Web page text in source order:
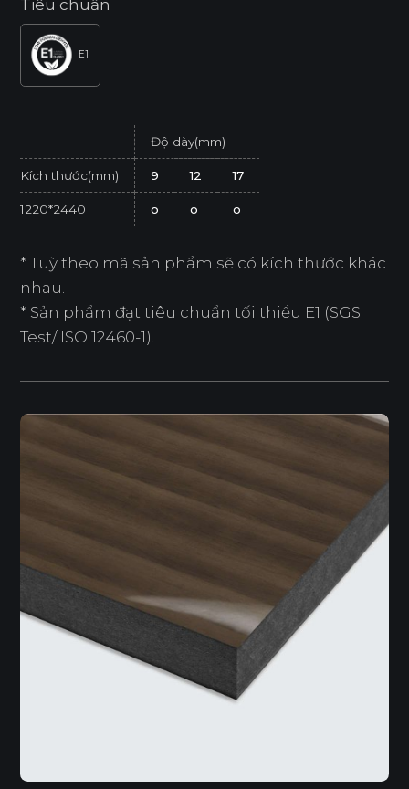
Tiêu chuẩn
E1
Độ dày(mm)
Kích thước(mm) 9 12 17
1220*2440 o o o
* Tuỳ theo mã sản phẩm sẽ có kích thước khác
nhau.
* Sản phẩm đạt tiêu chuẩn tối thiểu E1 (SGS
Test/ ISO 12460-1).